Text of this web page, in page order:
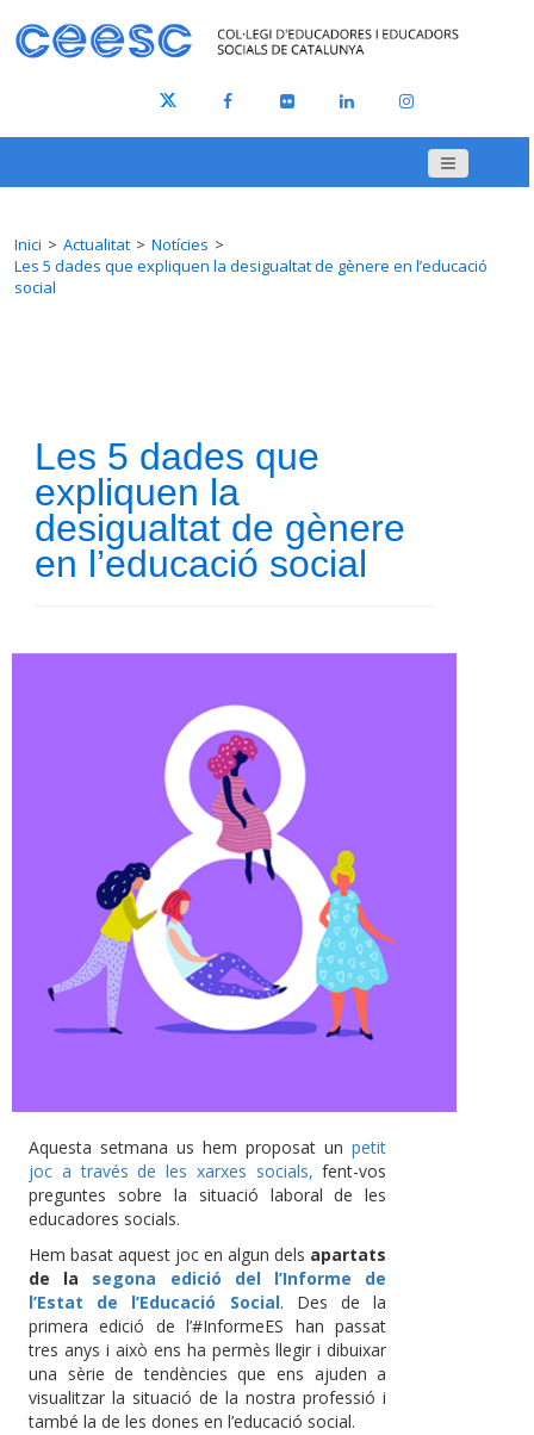
Inici Actualitat
Notícies
Les 5 dades que expliquen la desigualtat de gènere en l’educació
social
Les 5 dades que
expliquen la
desigualtat de gènere
en l’educació social
Aquesta setmana us hem proposat unpetit
joc a través de les xarxes socials,fent-vos
preguntes sobre la situació laboral de les
educadores socials.
Hem basat aquest joc en algun dels apartats
de la segona edició del l’Informe de
l’Estat de l’Educació Social. Des de la
primera edició de l’#InformeES han passat
tres anys i això ens ha permès llegir i dibuixar
una sèrie de tendències que ens ajuden a
visualitzar la situació de la nostra professió i
també la de les dones en l’educació social.